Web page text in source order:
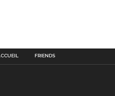
FRIENDS